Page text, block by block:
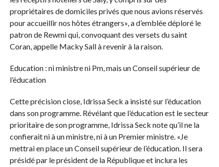
propriétaires de domiciles privés que nous avions réservés
pour accueillir nos hôtes étrangers», a d’emblée déploré le
patron de Rewmi qui, convoquant des versets du saint
Coran, appelle Macky Sall à revenir à la raison.
Education : ni ministre ni Pm, mais un Conseil supérieur de
l’éducation
Cette précision close, Idrissa Seck a insisté sur l’éducation
dans son programme. Révélant que l’éducation est le secteur
prioritaire de son programme, Idrissa Seck note qu’il ne la
confierait ni à un ministre, ni à un Premier ministre. «Je
mettrai en place un Conseil supérieur de l’éducation. Il sera
présidé par le président de la République et inclura les